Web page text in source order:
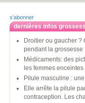
s'abonner
dernières infos
Droitier ou gaucher ?
pendant la grossesse
Médicaments: des
les femmes
Pilule masculine :
Elle arrête la pilule
contraception. Les